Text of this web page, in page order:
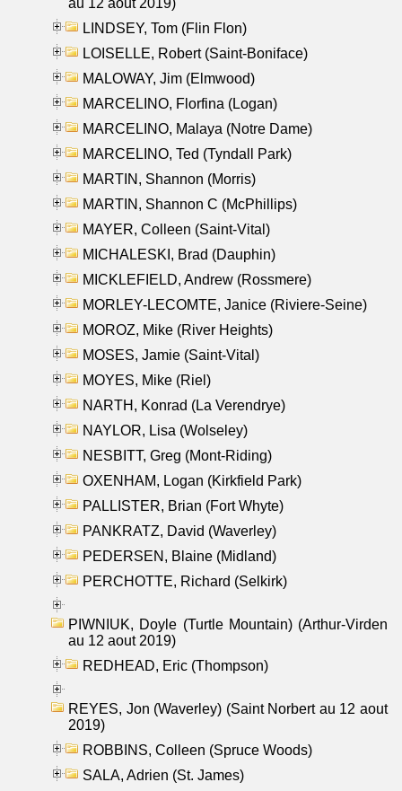
LINDSEY, Tom (Flin Flon)
LOISELLE, Robert (Saint-Boniface)
MALOWAY, Jim (Elmwood)
MARCELINO, Florfina (Logan)
MARCELINO, Malaya (Notre Dame)
MARCELINO, Ted (Tyndall Park)
MARTIN, Shannon (Morris)
MARTIN, Shannon C (McPhillips)
MAYER, Colleen (Saint-Vital)
MICHALESKI, Brad (Dauphin)
MICKLEFIELD, Andrew (Rossmere)
MORLEY-LECOMTE, Janice (Riviere-Seine)
MOROZ, Mike (River Heights)
MOSES, Jamie (Saint-Vital)
MOYES, Mike (Riel)
NARTH, Konrad (La Verendrye)
NAYLOR, Lisa (Wolseley)
NESBITT, Greg (Mont-Riding)
OXENHAM, Logan (Kirkfield Park)
PALLISTER, Brian (Fort Whyte)
PANKRATZ, David (Waverley)
PEDERSEN, Blaine (Midland)
PERCHOTTE, Richard (Selkirk)
PIWNIUK, Doyle (Turtle Mountain) (Arthur-Virden
au 12 aout 2019)
REDHEAD, Eric (Thompson)
REYES, Jon (Waverley) (Saint Norbert au 12 aout
2019)
ROBBINS, Colleen (Spruce Woods)
SALA, Adrien (St. James)